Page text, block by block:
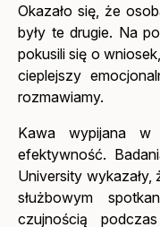
Okazało się, że
były te drugie. Na
pokusili się o
cieplejszy
rozmawiamy.
Kawa wypijana
efektywność.
University wykazały,
służbowym
czujnością